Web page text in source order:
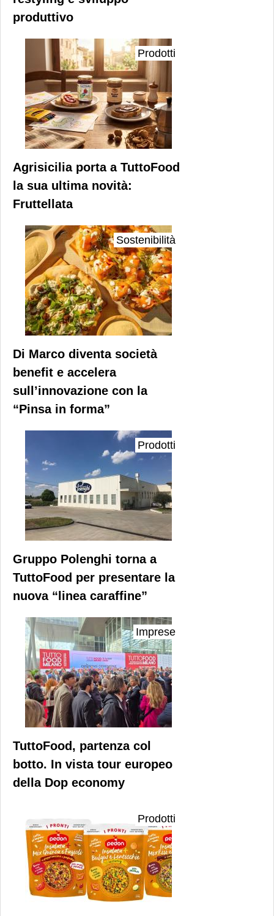
produttivo
Prodotti
Agrisicilia porta a TuttoFood
la sua ultima novità:
Fruttellata
Sostenibilità
Di Marco diventa società
benefit e accelera
sull’innovazione con la
“Pinsa in forma”
Prodotti
Gruppo Polenghi torna a
TuttoFood per presentare la
nuova “linea caraffine”
Imprese
TuttoFood, partenza col
botto. In vista tour europeo
della Dop economy
Prodotti